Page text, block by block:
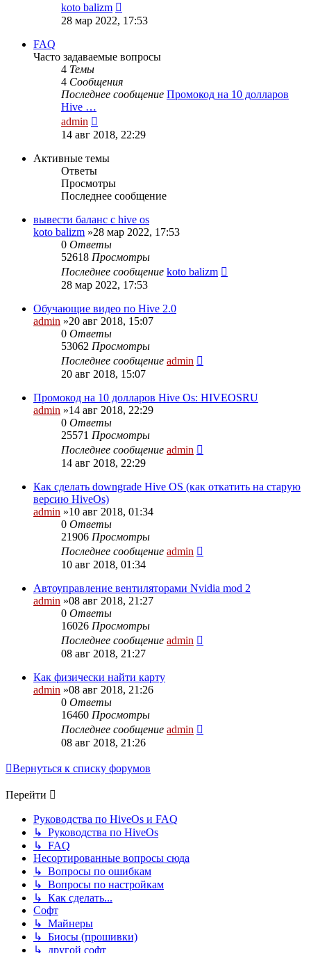
koto balizm
к
28 мар 2022, 17:53
FAQ
Часто задаваемые вопросы
4 Темы
4 Сообщения
Последнее сообщение Промокод на 10 долларов
Hive …
admin
к
последнему
сообщению
14 авг 2018, 22:29
Активные темы
Ответы
Просмотры
Последнее сообщение
вывести баланс с hive os
koto balizm »28 мар 2022, 17:53
0 Ответы
52618 Просмотры
Последнее сообщение koto balizm
28 мар 2022, 17:53
Обучающие видео по Hive 2.0
admin »20 авг 2018, 15:07
0 Ответы
53062 Просмотры
Последнее сообщение admin
20 авг 2018, 15:07
Промокод на 10 долларов Hive Os: HIVEOSRU
admin »14 авг 2018, 22:29
0 Ответы
25571 Просмотры
Последнее сообщение admin
14 авг 2018, 22:29
Как сделать downgrade Hive OS (как откатить на старую
версию HiveOs)
admin »10 авг 2018, 01:34
0 Ответы
21906 Просмотры
Последнее сообщение admin
10 авг 2018, 01:34
Автоуправление вентиляторами Nvidia mod 2
admin »08 авг 2018, 21:27
0 Ответы
16026 Просмотры
Последнее сообщение admin
08 авг 2018, 21:27
Как физически найти карту
admin »08 авг 2018, 21:26
0 Ответы
16460 Просмотры
Последнее сообщение admin
08 авг 2018, 21:26
Вернуться к списку форумов
Перейти
Руководства по HiveOs и FAQ
↳ Руководства по HiveOs
↳ FAQ
Несортированные вопросы сюда
↳ Вопросы по ошибкам
↳ Вопросы по настройкам
↳ Как сделать...
Софт
↳ Майнеры
↳ Биосы (прошивки)
↳ другой софт